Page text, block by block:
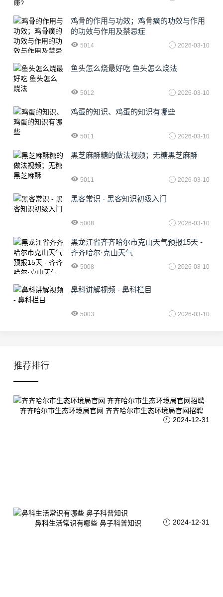
鸡骨的作用与功效；鸡骨癀的功效与作用
的功效与作用及禁忌症
5014 2026-03-10
鱼头怎么烧最好吃 鱼头怎么烧法
5012 2026-03-10
鸡蛋的知识、鸡蛋的知识有哪些
5011 2026-03-10
黑芝麻酥糖的做法视频；无糖黑芝麻酥
5011 2026-03-10
黑客常识 - 黑客知识初级入门
5008 2026-03-10
黑龙江省齐齐哈尔市克山天气预报15天 -
齐齐哈尔·克山天气
5008 2026-03-10
鼻科讲解视频 - 鼻科栏目
5003 2026-03-10
推荐排行
齐齐哈尔市生态环境局官网 齐齐哈尔市生态环境局官网招聘
2024-12-31
鼻科生活常识有哪些 鼻子科普知识 2024-12-31